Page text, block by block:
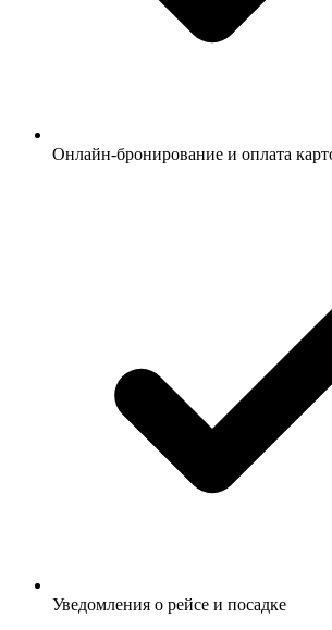
Онлайн-бронирование и оплата
Уведомления о рейсе и посадке